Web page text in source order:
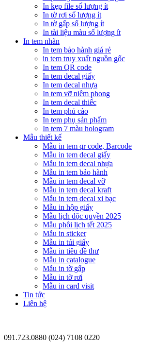
In kẹp file số lượng ít
In tờ rơi số lượng ít
In tờ gấp số lượng ít
In tài liệu màu số lượng ít
In tem nhãn
In tem bảo hành giá rẻ
in tem truy xuất nguồn gốc
In tem QR code
In tem decal giấy
In tem decal nhựa
In tem vỡ niêm phong
In tem decal thiếc
In tem phủ cào
In tem phụ sản phẩm
In tem 7 màu hologram
Mẫu thiết kế
Mẫu in tem qr code, Barcode
Mẫu in tem decal giấy
Mẫu in tem decal nhựa
Mẫu in tem bảo hành
Mẫu in tem decal vỡ
Mẫu in tem decal kraft
Mẫu in tem decal xi bạc
Mẫu in hộp giấy
Mẫu lịch độc quyền 2025
Mẫu phôi lịch tết 2025
Mẫu in sticker
Mẫu in túi giấy
Mẫu in tiêu đề thư
Mẫu in catalogue
Mẫu in tờ gấp
Mẫu in tờ rơi
Mẫu in card visit
Tin tức
Liên hệ
091.723.0880 (024) 7108 0220